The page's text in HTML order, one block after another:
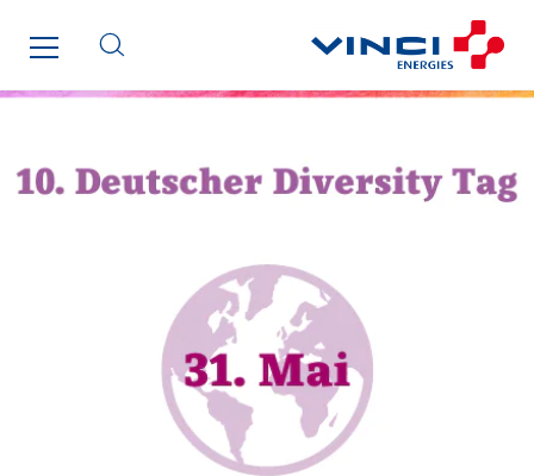
Lesot
Lucitea Atlantique
Manei Lift
Masselin Fabrication
Mobility Way
Monnier Entreprises
North West Projects
Omexom Technikforum